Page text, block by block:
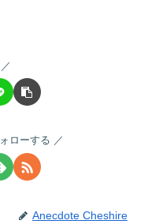
ローする
Anecdote Cheshire